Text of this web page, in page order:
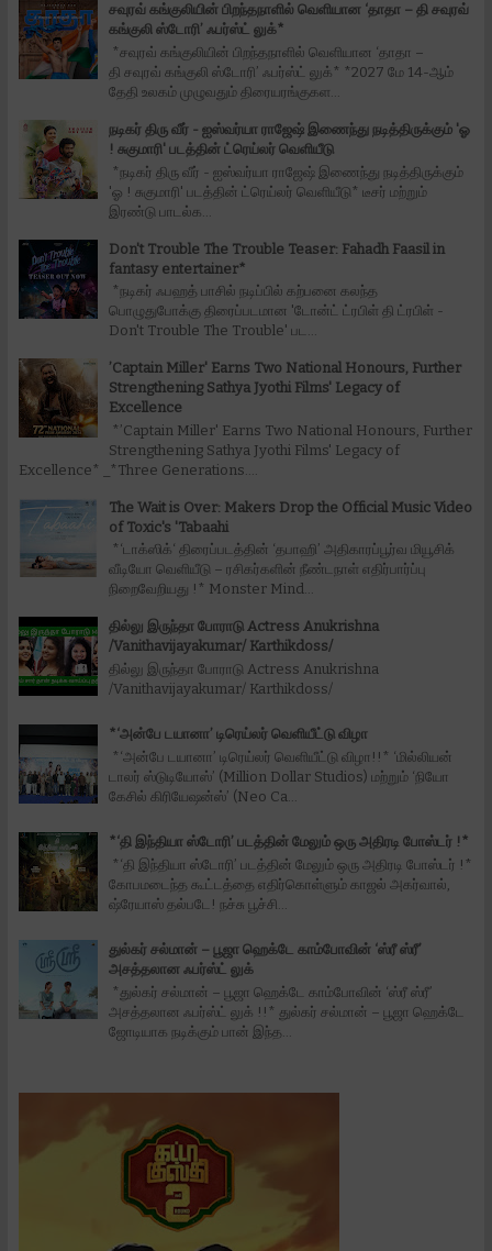
சவுரவ் கங்குலியின் பிறந்தநாளில் வெளியான ‘தாதா – தி சவுரவ்
கங்குலி ஸ்டோரி’ ஃபர்ஸ்ட் லுக்*
*சவுரவ் கங்குலியின் பிறந்தநாளில் வெளியான ‘தாதா –
தி சவுரவ் கங்குலி ஸ்டோரி’ ஃபர்ஸ்ட் லுக்* *2027 மே 14-ஆம்
தேதி உலகம் முழுவதும் திரையரங்குகள...
நடிகர் திரு வீர் - ஐஸ்வர்யா ராஜேஷ் இணைந்து நடித்திருக்கும் 'ஓ
! சுகுமாரி' படத்தின் ட்ரெய்லர் வெளியீடு
*நடிகர் திரு வீர் - ஐஸ்வர்யா ராஜேஷ் இணைந்து நடித்திருக்கும்
'ஓ ! சுகுமாரி' படத்தின் ட்ரெய்லர் வெளியீடு* டீசர் மற்றும்
இரண்டு பாடல்க...
Don't Trouble The Trouble Teaser: Fahadh Faasil in
fantasy entertainer*
*நடிகர் ஃபஹத் பாசில் நடிப்பில் கற்பனை கலந்த
பொழுதுபோக்கு திரைப்படமான 'டோன்ட் ட்ரபிள் தி ட்ரபிள் -
Don't Trouble The Trouble' பட...
’Captain Miller' Earns Two National Honours, Further
Strengthening Sathya Jyothi Films' Legacy of
Excellence
*’Captain Miller' Earns Two National Honours, Further
Strengthening Sathya Jyothi Films' Legacy of
Excellence* _*Three Generations....
The Wait is Over: Makers Drop the Official Music Video
of Toxic's 'Tabaahi
*‘டாக்ஸிக்‘ திரைப்படத்தின் ‘தபாஹி’ அதிகாரப்பூர்வ மியூசிக்
வீடியோ வெளியீடு – ரசிகர்களின் நீண்டநாள் எதிர்பார்ப்பு
நிறைவேறியது !* Monster Mind...
தில்லு இருந்தா போராடு Actress Anukrishna
/Vanithavijayakumar/ Karthikdoss/
தில்லு இருந்தா போராடு Actress Anukrishna
/Vanithavijayakumar/ Karthikdoss/
*‘அன்பே டயானா’ டிரெய்லர் வெளியீட்டு விழா
*‘அன்பே டயானா’ டிரெய்லர் வெளியீட்டு விழா!!* ‘மில்லியன்
டாலர் ஸ்டுடியோஸ்’ (Million Dollar Studios) மற்றும் ‘நியோ
கேசில் கிரியேஷன்ஸ்’ (Neo Ca...
*‘தி இந்தியா ஸ்டோரி’ படத்தின் மேலும் ஒரு அதிரடி போஸ்டர் !*
*‘தி இந்தியா ஸ்டோரி’ படத்தின் மேலும் ஒரு அதிரடி போஸ்டர் !*
கோபமடைந்த கூட்டத்தை எதிர்கொள்ளும் காஜல் அகர்வால்,
ஷ்ரேயாஸ் தல்படே! நச்சு பூச்சி...
துல்கர் சல்மான் – பூஜா ஹெக்டே காம்போவின் ‘ஸ்ரீ ஸ்ரீ’
அசத்தலான ஃபர்ஸ்ட் லுக்
*துல்கர் சல்மான் – பூஜா ஹெக்டே காம்போவின் ‘ஸ்ரீ ஸ்ரீ’
அசத்தலான ஃபர்ஸ்ட் லுக் !!* துல்கர் சல்மான் – பூஜா ஹெக்டே
ஜோடியாக நடிக்கும் பான் இந்த...